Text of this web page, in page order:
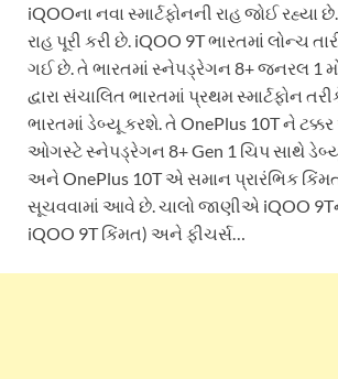
iQOOના નવા સ્માર્ટફોનની રાહ જોઈ
રાહ પૂરી કરી છે. iQOO 9T ભારતમાં લોન્ચ
ગઈ છે. તે ભારતમાં સ્નેપડ્રેગન 8+ જનરલ 1
દ્વારા સંચાલિત ભારતમાં પ્રથમ સ્માર્ટફોન
ભારતમાં ડેબ્યૂ કરશે. તે OnePlus 10T ને
ઓગસ્ટે સ્નેપડ્રેગન 8+ Gen 1 ચિપ સાથે
અને OnePlus 10T એ સમાન પ્રારંભિક
સૂચવવામાં આવે છે. ચાલો જાણીએ iQOO
iQOO 9T કિંમત) અને ફીચર્સ…